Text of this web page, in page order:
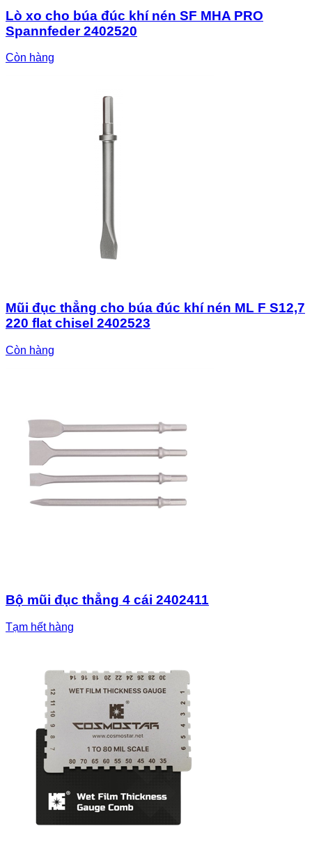
Lò xo cho búa đúc khí nén SF MHA PRO
Spannfeder 2402520
Còn hàng
Mũi đục thẳng cho búa đúc khí nén ML F S12,7
220 flat chisel 2402523
Còn hàng
Bộ mũi đục thẳng 4 cái 2402411
Tạm hết hàng